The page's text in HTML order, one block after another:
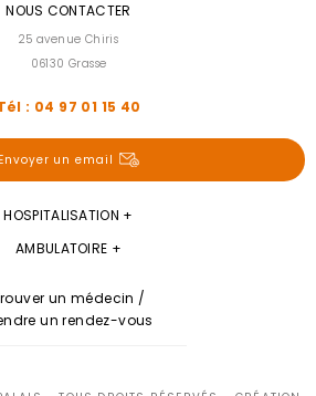
NOUS CONTACTER
25 avenue Chiris
06130 Grasse
: 04 97 01 15 40
Envoyer un email
HOSPITALISATION
AMBULATOIRE
un médecin /
un rendez-vous